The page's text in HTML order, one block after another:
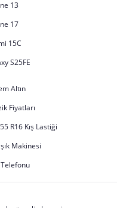
13
17
15C
S25FE
Altın
Fiyatları
R16 Kış Lastiği
Makinesi